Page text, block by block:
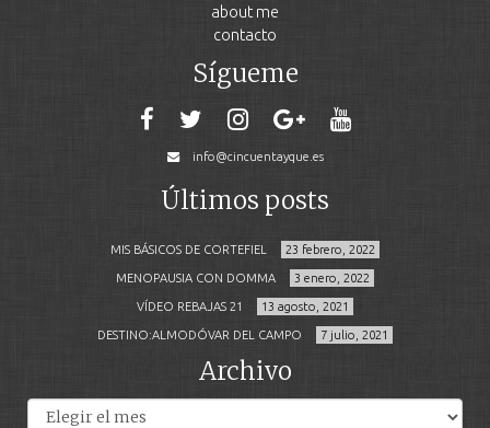
about me
contacto
Sígueme
info@cincuentayque.es
Últimos posts
MIS BÁSICOS DE CORTEFIEL 23 febrero, 2022
MENOPAUSIA CON DOMMA 3 enero, 2022
VÍDEO REBAJAS 21 13 agosto, 2021
DESTINO:ALMODÓVAR DEL CAMPO 7 julio, 2021
Archivo